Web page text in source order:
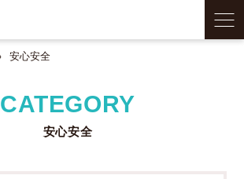
安心安全
CATEGORY
安心安全